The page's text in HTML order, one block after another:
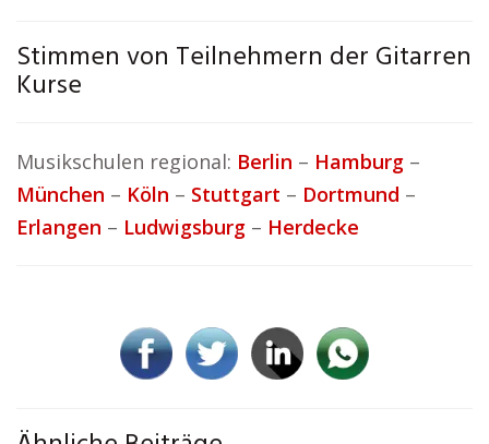
Stimmen von Teilnehmern der Gitarren
Kurse
Musikschulen regional: Berlin – Hamburg –
München – Köln – Stuttgart – Dortmund –
Erlangen – Ludwigsburg – Herdecke